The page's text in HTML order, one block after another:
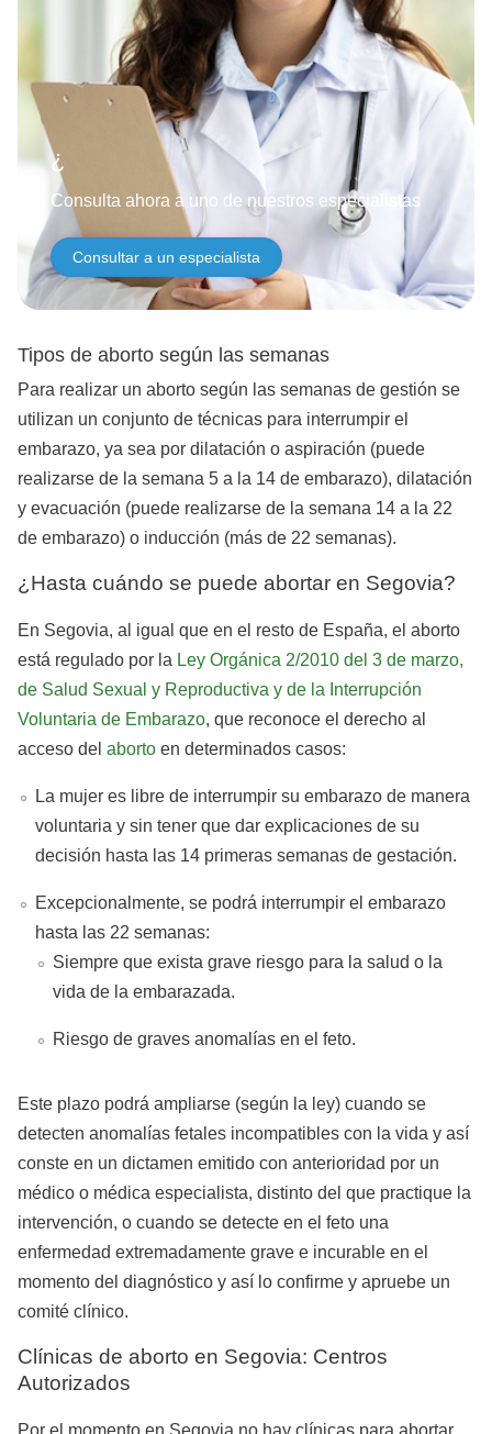
¿Necesitas ayu
Consulta ahora a uno de nuestros especialistas
Consultar a un especialista
Tipos de aborto según las semanas
Para realizar un aborto según las semanas de gestión se
utilizan un conjunto de técnicas para interrumpir el
embarazo, ya sea por dilatación o aspiración (puede
realizarse de la semana 5 a la 14 de embarazo), dilatación
y evacuación (puede realizarse de la semana 14 a la 22
de embarazo) o inducción (más de 22 semanas).
¿Hasta cuándo se puede abortar en Segovia?
En Segovia, al igual que en el resto de España, el aborto
está regulado por la Ley Orgánica 2/2010 del 3 de marzo,
de Salud Sexual y Reproductiva y de la Interrupción
Voluntaria de Embarazo, que reconoce el derecho al
acceso del aborto en determinados casos:
La mujer es libre de interrumpir su embarazo de manera
voluntaria y sin tener que dar explicaciones de su
decisión hasta las 14 primeras semanas de gestación.
Excepcionalmente, se podrá interrumpir el embarazo
hasta las 22 semanas:
Siempre que exista grave riesgo para la salud o la
vida de la embarazada.
Riesgo de graves anomalías en el feto.
Este plazo podrá ampliarse (según la ley) cuando se
detecten anomalías fetales incompatibles con la vida y así
conste en un dictamen emitido con anterioridad por un
médico o médica especialista, distinto del que practique la
intervención, o cuando se detecte en el feto una
enfermedad extremadamente grave e incurable en el
momento del diagnóstico y así lo confirme y apruebe un
comité clínico.
Clínicas de aborto en Segovia: Centros
Autorizados